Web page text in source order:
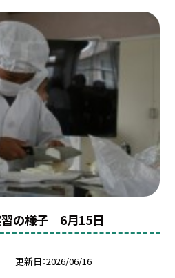
習の様子 6月15日
更新日 2026/06/16